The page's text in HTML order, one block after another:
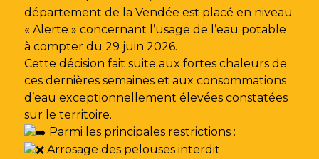
département de la Vendée est placé en niveau
« Alerte » concernant l’usage de l’eau potable
à compter du 29 juin 2026.
Cette décision fait suite aux fortes chaleurs de
ces dernières semaines et aux consommations
d’eau exceptionnellement élevées constatées
sur le territoire.
Parmi les principales restrictions :
Arrosage des pelouses interdit